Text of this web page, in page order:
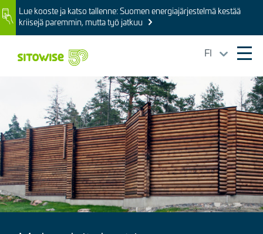
Skip
to
main
ImageLue kooste ja katso tallenne: Suomen energiajärjestelmä kestää
kriisejä paremmin, mutta työ jatkuu
FI